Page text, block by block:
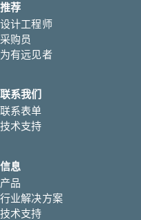
推荐
设计工程师
采购员
为有远见者
联系我们
联系表单
技术支持
信息
产品
行业解决方案
技术支持